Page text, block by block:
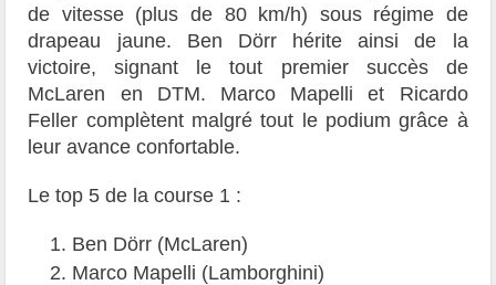
de vitesse (plus de 80 km/h) sous régime de
drapeau jaune. Ben Dörr hérite ainsi de la
victoire, signant le tout premier succès de
McLaren en DTM. Marco Mapelli et Ricardo
Feller complètent malgré tout le podium grâce à
leur avance confortable.
Le top 5 de la course 1 :
Ben Dörr (McLaren)
Marco Mapelli (Lamborghini)